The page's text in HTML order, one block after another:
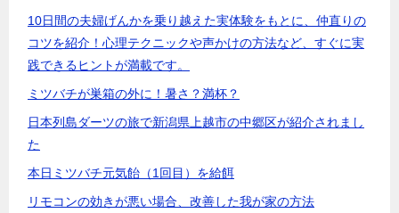
10日間の夫婦げんかを乗り越えた実体験をもとに、仲直りの
コツを紹介！心理テクニックや声かけの方法など、すぐに実
践できるヒントが満載です。
ミツバチが巣箱の外に！暑さ？満杯？
日本列島ダーツの旅で新潟県上越市の中郷区が紹介されまし
た
本日ミツバチ元気飴（1回目）を給餌
リモコンの効きが悪い場合、改善した我が家の方法